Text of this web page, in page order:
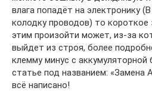
влага попадёт на электронику
колодку проводов) то короткое
этим произойти может, из-за
выйдет из строя, более
клемму минус с аккумуляторной
статье под названием: «Замена
всё написано!